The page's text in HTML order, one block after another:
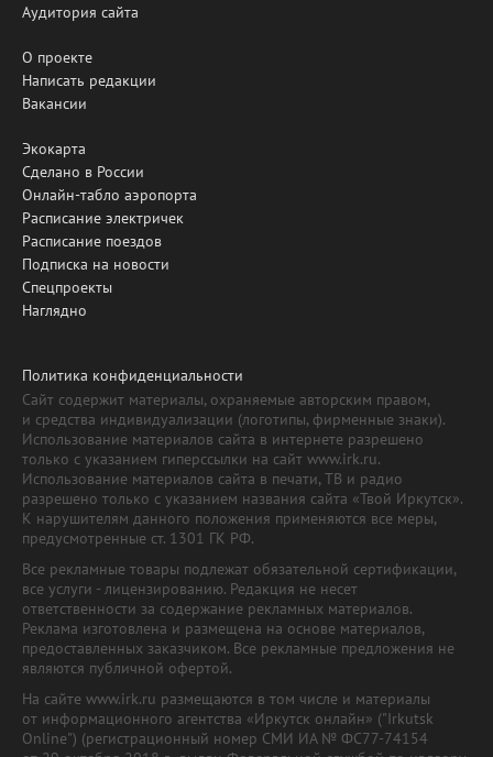
Аудитория сайта
О проекте
Написать редакции
Вакансии
Экокарта
Сделано в России
Онлайн-табло аэропорта
Расписание электричек
Расписание поездов
Подписка на новости
Спецпроекты
Наглядно
Политика конфиденциальности
Сайт содержит материалы, охраняемые авторским правом,
и средства индивидуализации (логотипы, фирменные знаки).
Использование материалов сайта в интернете разрешено
только с указанием гиперссылки на сайт www.irk.ru.
Использование материалов сайта в печати, ТВ и радио
разрешено только с указанием названия сайта «Твой Иркутск».
К нарушителям данного положения применяются все меры,
предусмотренные ст. 1301 ГК РФ.
Все рекламные товары подлежат обязательной сертификации,
все услуги - лицензированию. Редакция не несет
ответственности за содержание рекламных материалов.
Реклама изготовлена и размещена на основе материалов,
предоставленных заказчиком. Все рекламные предложения не
являются публичной офертой.
На сайте www.irk.ru размещаются в том числе и материалы
от информационного агентства «Иркутск онлайн» ("Irkutsk
Online") (регистрационный номер СМИ ИА № ФС77-74154